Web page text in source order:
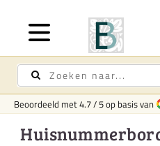
Beoordeeld met4.7/5op basis van